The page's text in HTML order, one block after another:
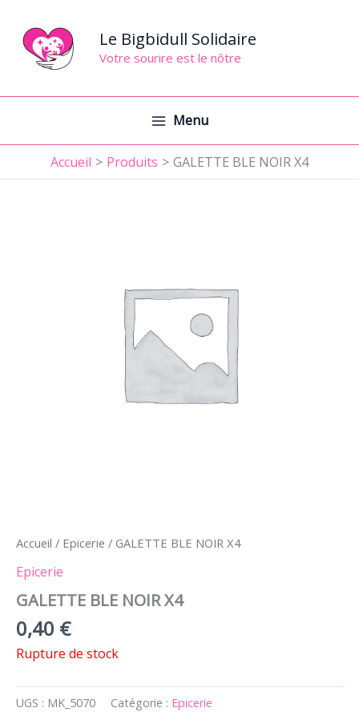
contenu
Le Bigbidull Solidaire
Votre sourire est le nôtre
Menu
Accueil Produits GALETTE BLE NOIR X4
Accueil / Epicerie / GALETTE BLE NOIR X4
Epicerie
GALETTE BLE NOIR X4
0,40 €
Rupture de stock
UGS : MK_5070 Catégorie : Epicerie